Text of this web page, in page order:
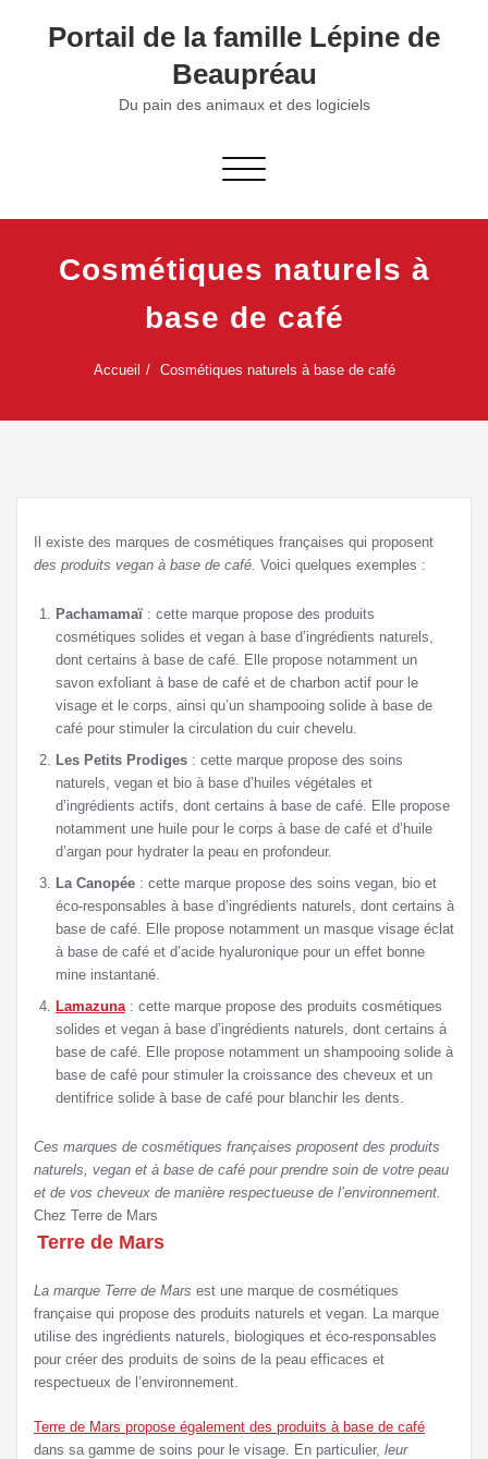
Portail de la famille Lépine de
Beaupréau
Du pain des animaux et des logiciels
Afficher/masquer la navigation
Cosmétiques naturels à
base de café
Accueil Cosmétiques naturels à base de café
Il existe des marques de cosmétiques françaises qui proposent
des produits vegan à base de café. Voici quelques exemples :
Pachamamaï : cette marque propose des produits
cosmétiques solides et vegan à base d’ingrédients naturels,
dont certains à base de café. Elle propose notamment un
savon exfoliant à base de café et de charbon actif pour le
visage et le corps, ainsi qu’un shampooing solide à base de
café pour stimuler la circulation du cuir chevelu.
Les Petits Prodiges : cette marque propose des soins
naturels, vegan et bio à base d’huiles végétales et
d’ingrédients actifs, dont certains à base de café. Elle propose
notamment une huile pour le corps à base de café et d’huile
d’argan pour hydrater la peau en profondeur.
La Canopée : cette marque propose des soins vegan, bio et
éco-responsables à base d’ingrédients naturels, dont certains à
base de café. Elle propose notamment un masque visage éclat
à base de café et d’acide hyaluronique pour un effet bonne
mine instantané.
Lamazuna: cette marque propose des produits cosmétiques
solides et vegan à base d’ingrédients naturels, dont certains à
base de café. Elle propose notamment un shampooing solide à
base de café pour stimuler la croissance des cheveux et un
dentifrice solide à base de café pour blanchir les dents.
Ces marques de cosmétiques françaises proposent des produits
naturels, vegan et à base de café pour prendre soin de votre peau
et de vos cheveux de manière respectueuse de l’environnement.
Chez Terre de Mars
Terre de Mars
La marque Terre de Mars est une marque de cosmétiques
française qui propose des produits naturels et vegan. La marque
utilise des ingrédients naturels, biologiques et éco-responsables
pour créer des produits de soins de la peau efficaces et
respectueux de l’environnement.
Terre de Mars propose également des produits à base de café
dans sa gamme de soins pour le visage. En particulier, leur